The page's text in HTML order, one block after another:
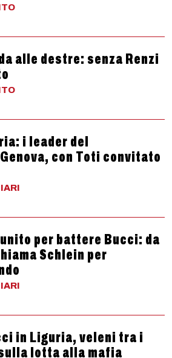
alle destre: senza Renzi
i leader del
con Toti convitato
per battere Bucci: da
Schlein per
in Liguria, veleni tra i
lotta alla mafia